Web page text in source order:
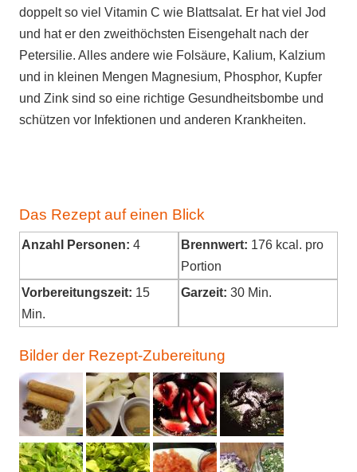
doppelt so viel Vitamin C wie Blattsalat. Er hat viel Jod
und hat er den zweithöchsten Eisengehalt nach der
Petersilie. Alles andere wie Folsäure, Kalium, Kalzium
und in kleinen Mengen Magnesium, Phosphor, Kupfer
und Zink sind so eine richtige Gesundheitsbombe und
schützen vor Infektionen und anderen Krankheiten.
Das Rezept auf einen Blick
Anzahl Personen: 4 Brennwert: 176 kcal. pro
Portion
Vorbereitungszeit: 15
Min.
Garzeit: 30 Min.
Bilder der Rezept-Zubereitung